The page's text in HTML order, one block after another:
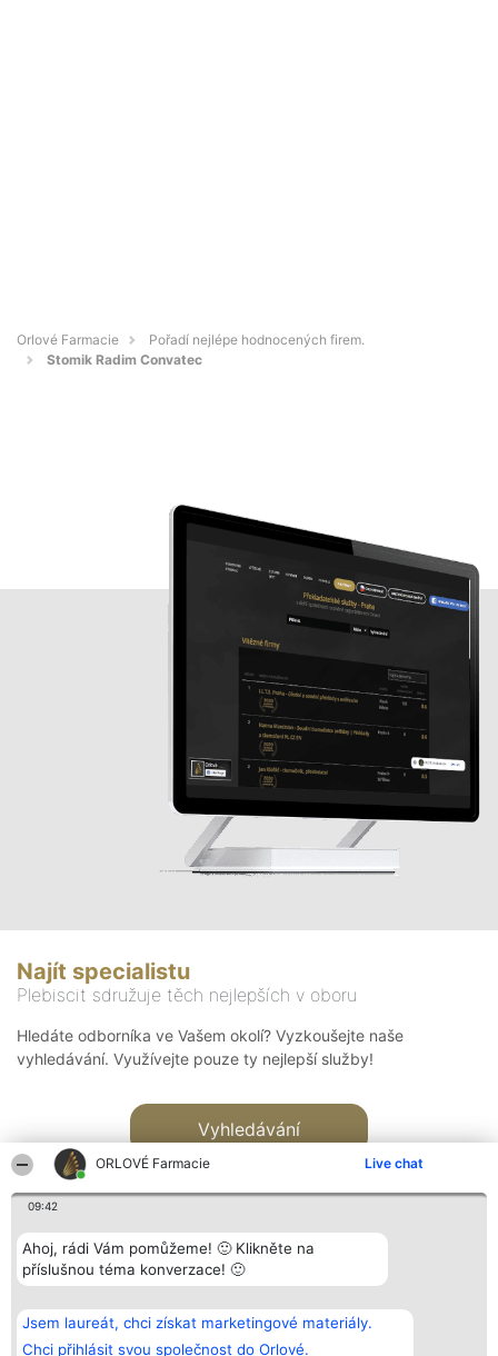
ORLOVÉ Farmacie Live chat
09:42
Ahoj, rádi Vám pomůžeme! 🙂 Klikněte na
příslušnou téma konverzace! 🙂
Jsem laureát, chci získat marketingové materiály.
Chci přihlásit svou společnost do Orlové.
Orlové Farmacie
Pořadí nejlépe hodnocených firem.
Stomik Radim Convatec
Najít specialistu
Plebiscit sdružuje těch nejlepších v oboru
Hledáte odborníka ve Vašem okolí? Vyzkoušejte naše
vyhledávání. Využívejte pouze ty nejlepší služby!
Vyhledávání
Bright Side Solutions sp. z o.
o. sp. k.
ul. Ruska 22
Vítězové
Seznam všech
laureátů
Kontakt